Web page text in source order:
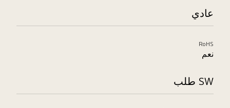
عادي
RoHS
نعم
SW طلب